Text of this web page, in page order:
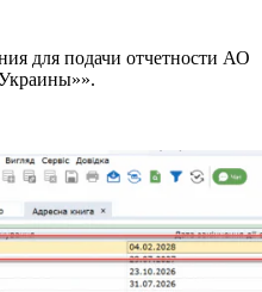
для подачи отчетности АО